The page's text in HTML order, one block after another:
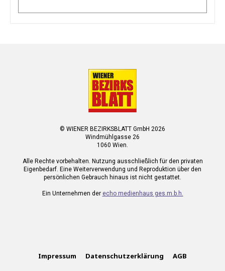
© WIENER BEZIRKSBLATT GmbH 2026
Windmühlgasse 26
1060 Wien.
Alle Rechte vorbehalten. Nutzung ausschließlich für den privaten
Eigenbedarf. Eine Weiterverwendung und Reproduktion über den
persönlichen Gebrauch hinaus ist nicht gestattet.
Ein Unternehmen der echo medienhaus ges.m.b.h.
Impressum Datenschutzerklärung AGB